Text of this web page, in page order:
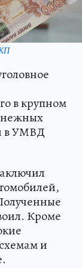
в крупном
в УМВД
Кроме
и